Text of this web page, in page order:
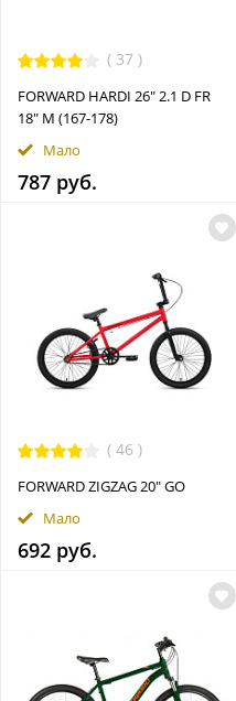
( 37 )
FORWARD HARDI 26" 2.1 D FR
18" M (167-178)
Мало
787 руб.
( 46 )
FORWARD ZIGZAG 20" GO
Мало
692 руб.